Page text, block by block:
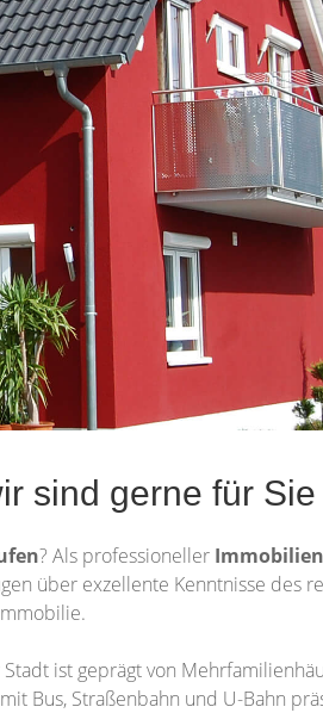
sind gerne für
? Als professioneller
über exzellente Kenntnisse des
ist geprägt von
Bus, Straßenbahn und U-Bahn